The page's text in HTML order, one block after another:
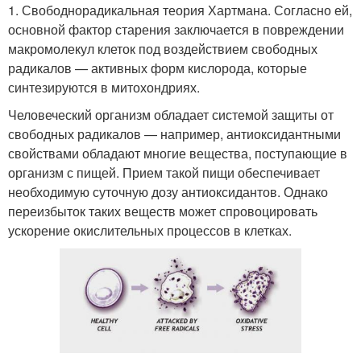
1. Свободнорадикальная теория Хартмана. Согласно ей,
основной фактор старения заключается в повреждении
макромолекул клеток под воздействием свободных
радикалов — активных форм кислорода, которые
синтезируются в митохондриях.
Человеческий организм обладает системой защиты от
свободных радикалов — например, антиоксидантными
свойствами обладают многие вещества, поступающие в
организм с пищей. Прием такой пищи обеспечивает
необходимую суточную дозу антиоксидантов. Однако
переизбыток таких веществ может спровоцировать
ускорение окислительных процессов в клетках.